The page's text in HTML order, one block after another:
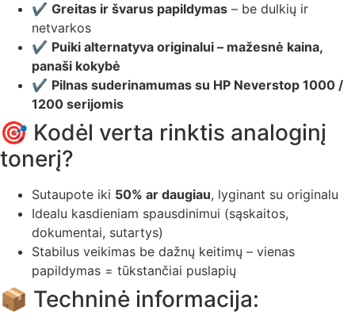
✔️ Greitas ir švarus papildymas – be dulkių ir
netvarkos
✔️ Puiki alternatyva originalui – mažesnė kaina,
panaši kokybė
✔️ Pilnas suderinamumas su HP Neverstop 1000 /
1200 serijomis
🎯 Kodėl verta rinktis analoginį
tonerį?
Sutaupote iki 50% ar daugiau, lyginant su originalu
Idealu kasdieniam spausdinimui (sąskaitos,
dokumentai, sutartys)
Stabilus veikimas be dažnų keitimų – vienas
papildymas = tūkstančiai puslapių
📦 Techninė informacija: